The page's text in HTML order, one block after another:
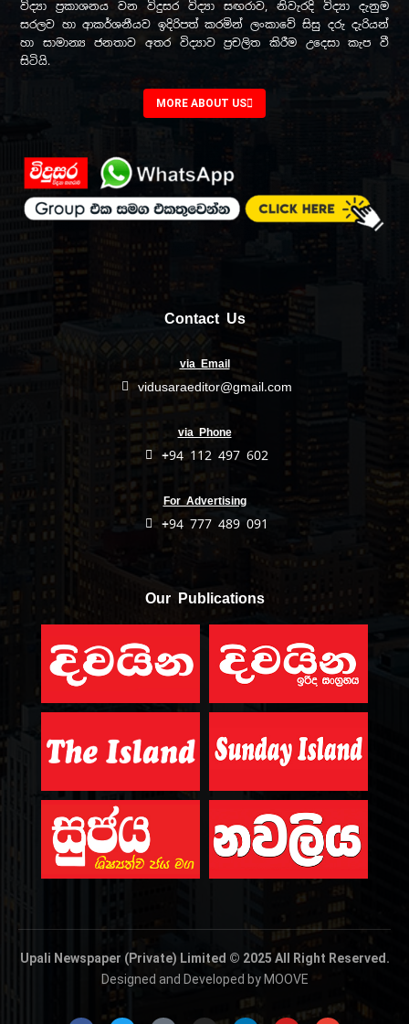
විද්‍යා ප්‍රකාශනය වන විදුසර විද්‍යා සඟරාව, නිවැරදි විද්‍යා දැනුම
සරලව හා ආකර්ශනීයව ඉදිරිපත් කරමින් ලංකාවේ සිසු දරු දැරියන්
හා සාමාන්‍ය ජනතාව අතර විද්‍යාව ප්‍රචලිත කිරීම උදෙසා කැප වී
සිටියි.
MORE ABOUT US
Contact Us
via Email
vidusaraeditor@gmail.com
via Phone
+94 112 497 602
For Advertising
+94 777 489 091
Our Publications
Upali Newspaper (Private) Limited © 2025 All Right Reserved.
Designed and Developed by MOOVE